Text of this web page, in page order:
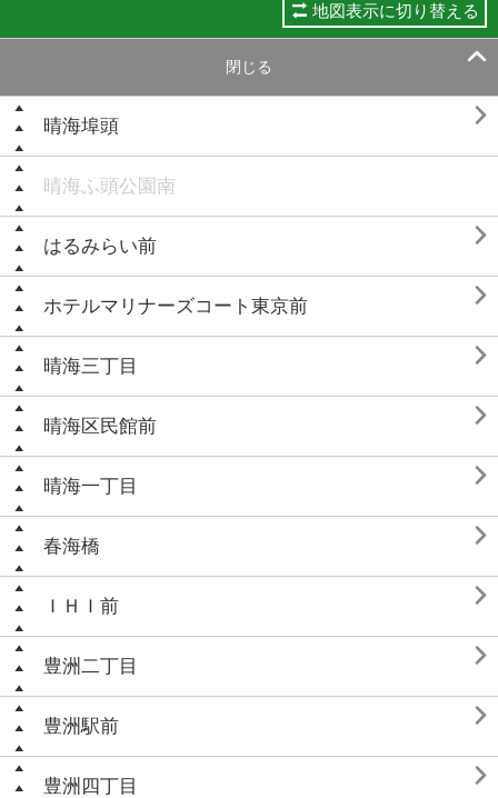
地図表示に切り替える
閉じる 
晴海埠頭 
晴海ふ頭公園南
はるみらい前 
ホテルマリナーズコート東京前 
晴海三丁目 
晴海区民館前 
晴海一丁目 
春海橋 
ＩＨＩ前 
豊洲二丁目 
豊洲駅前 
豊洲四丁目 